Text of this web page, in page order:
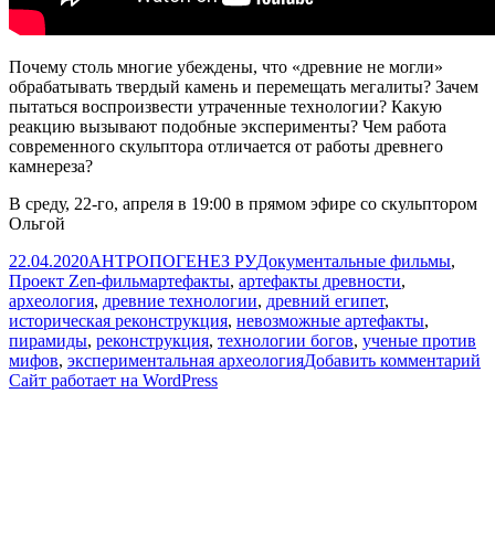
Почему столь многие убеждены, что «древние не могли»
обрабатывать твердый камень и перемещать мегалиты? Зачем
пытаться воспроизвести утраченные технологии? Какую
реакцию вызывают подобные эксперименты? Чем работа
современного скульптора отличается от работы древнего
камнереза?
В среду, 22-го, апреля в 19:00 в прямом эфире со скульптором
Ольгой
Опубликовано
22.04.2020Автор
АНТРОПОГЕНЕЗ РУРубрики
Документальные фильмы,
Проект Zen-фильмМетки
артефакты, артефакты древности,
археология, древние технологии, древний египет,
историческая реконструкция, невозможные артефакты,
пирамиды, реконструкция, технологии богов, ученые против
мифов, экспериментальная археологияДобавить комментарий
Сайт работает на WordPress